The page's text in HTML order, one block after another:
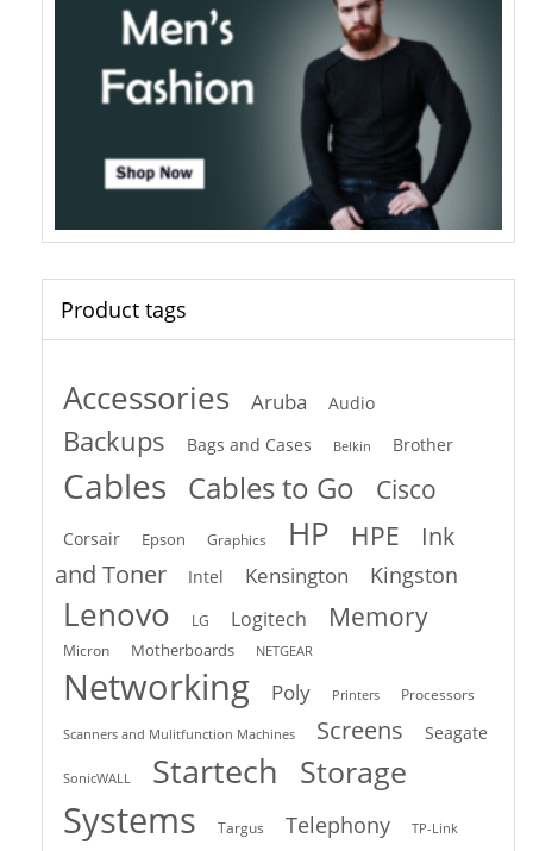
Product tags
Accessories Aruba Audio
Backups Bags and Cases Belkin Brother
Cables Cables to Go Cisco
Corsair Epson Graphics HP HPE
Ink
and Toner
Intel Kensington Kingston
Lenovo LG Logitech Memory
Micron Motherboards NETGEAR
Networking Poly Printers Processors
Scanners and Mulitfunction Machines Screens Seagate
SonicWALL Startech Storage
Systems Targus Telephony TP-Link